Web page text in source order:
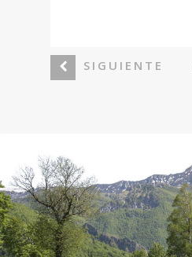
SIGUIENTE